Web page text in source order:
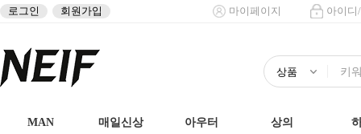
로그인 회원가입 마이페이지 아이디
MAN 매일신상 아우터 상의